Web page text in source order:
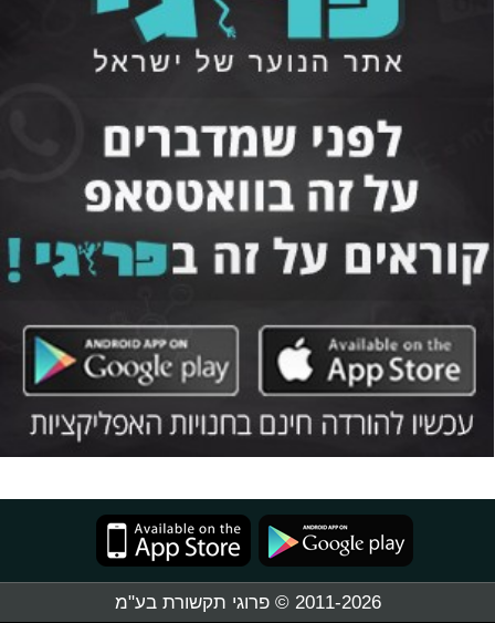
2011-2026 © פרוגי תקשורת בע"מ